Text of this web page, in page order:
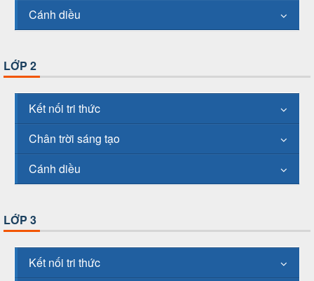
Cánh diều
LỚP 2
Kết nối tri thức
Chân trời sáng tạo
Cánh diều
LỚP 3
Kết nối tri thức